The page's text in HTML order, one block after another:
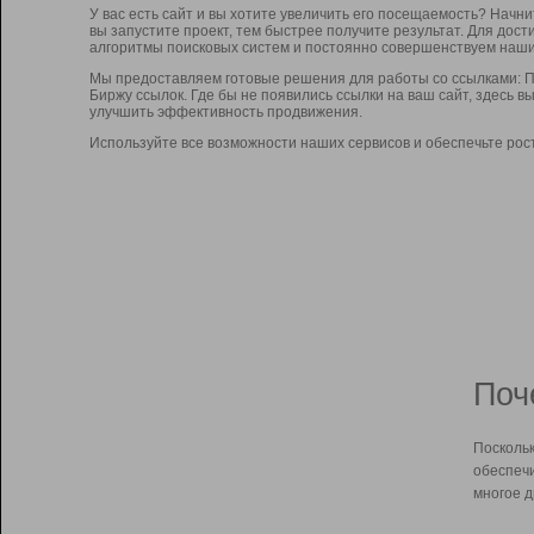
У вас есть сайт и вы хотите увеличить его посещаемость?
вы запустите проект, тем быстрее получите результат. Для
алгоритмы поисковых систем и постоянно совершенствуем
Мы предоставляем готовые решения для работы со ссылками:
Биржу ссылок. Где бы не появились ссылки на ваш сайт, здесь
улучшить эффективность продвижения.
Используйте все возможности наших сервисов и обеспечьте
многое